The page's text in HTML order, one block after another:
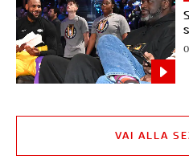
VAI ALLA